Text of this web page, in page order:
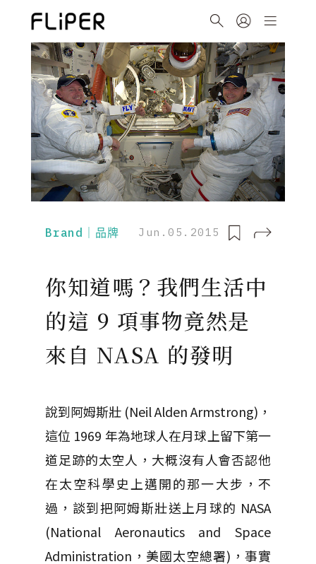
Brand｜品牌 Jun.05.2015
你知道嗎？我們生活中
的這 9 項事物竟然是
來自 NASA 的發明
說到阿姆斯壯 (Neil Alden Armstrong)，
這位 1969 年為地球人在月球上留下第一
道足跡的太空人，大概沒有人會否認他
在太空科學史上邁開的那一大步，不
過，談到把阿姆斯壯送上月球的 NASA
(National Aeronautics and Space
Administration，美國太空總署)，事實